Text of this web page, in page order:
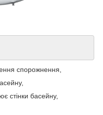
спорожнення,
стінки басейну,